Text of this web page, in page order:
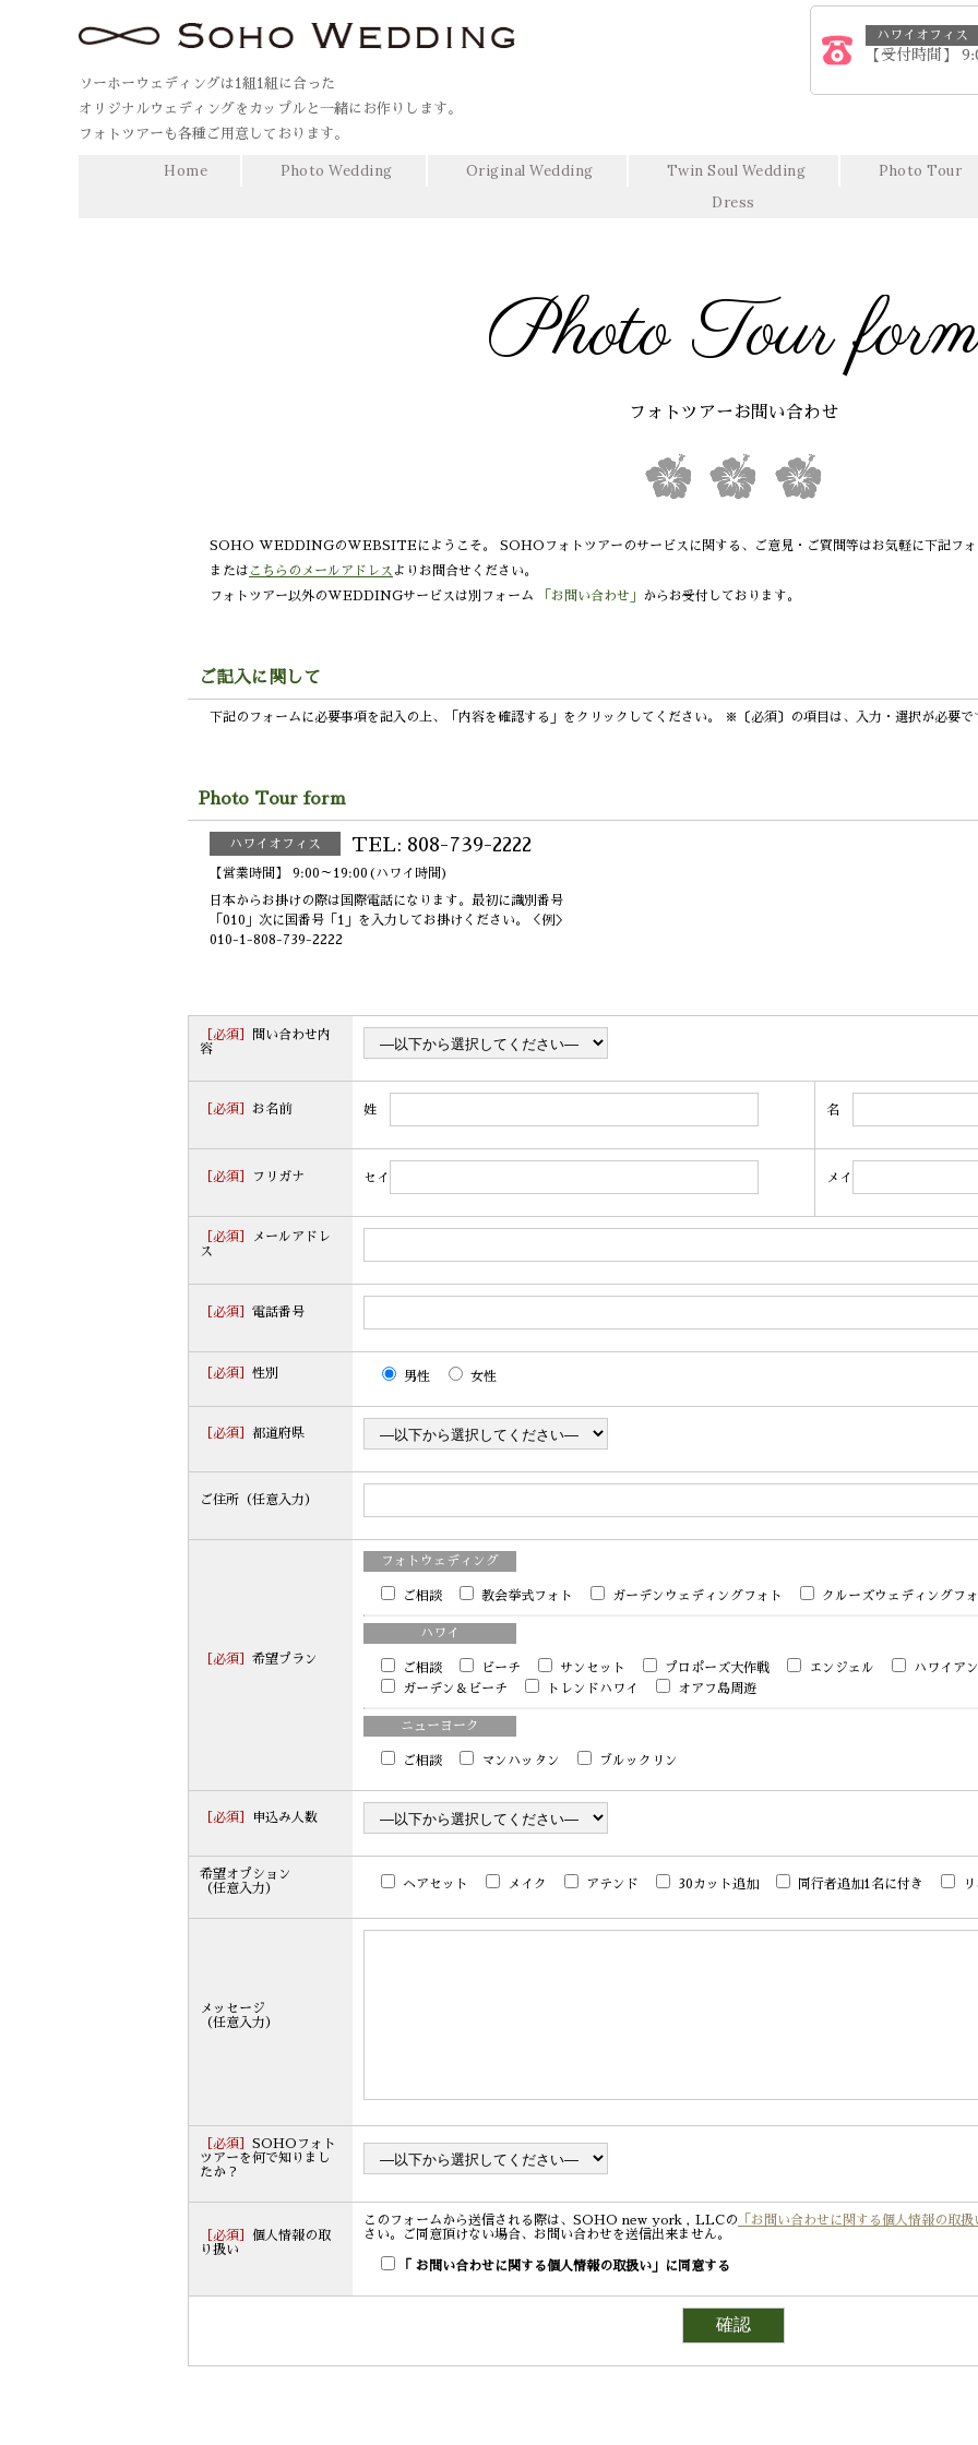
ソーホーウェディングは1組1組に合った
オリジナルウェディングをカップルと一緒にお作りします。
フォトツアーも各種ご用意しております。
ハワイオフィス
【受付時間】
Home Photo Wedding Original Wedding Twin Soul Wedding Photo Tour
Dress
Photo Tour
フォトツアーお問い合わせ
SOHO WEDDINGのWEBSITEに ようこそ。 SOHOフォトツアーのサービスに関する、 ご意見・ご質問等はお気軽に下記フ
または こちらのメールアドレス よりお問合せください。
フォトツアー以外のWEDDINGサービスは別フォーム
「お問い合わせ」 からお受付しております。
ご記入に関して
下記のフォームに必要事項を記入の上、 「内容を確認する」を クリックしてください。 ※〔必須〕の項目は、入力・選択が必要で
Photo Tour form
ハワイオフィス TEL: 808-739-2222
【営業時間】 9:00～19:00(ハワイ時間)
日本からお掛けの際は国際電話になります。最初に識別番号
「010」次に国番号「1」を入力してお掛けください。＜例＞
010-1-808-739-2222
［必須］
問い合わせ内
容
［必須］ お名前 姓 名
［必須］ フリガナ セイ メイ
［必須］
メールアドレ
ス
［必須］ 電話番号
［必須］ 性別 男性 女性
［必須］ 都道府県
ご住所（任意入力）
［必須］ 希望プラン
フォトウェディング
ご相談 教会挙式フォト ガーデンウェディングフォト クルーズウェディングフ
ハワイ
ご相談 ビーチ サンセット プロポーズ大作戦 エンジェル ハワイア
ガーデン＆ビーチ
トレンドハワイ オアフ島周遊
ニューヨーク
ご相談 マンハッタン ブルックリン
［必須］ 申込み人数
希望オプション
（任意入力）
ヘアセット メイク アテンド 30カット追加 同行者追加1名に付き
メッセージ
（任意入力）
［必須］ SOHOフォト
ツアーを何で知りまし
たか？
［必須］ 個人情報の取
り扱い
このフォームから送信される際は、SOHO new york , LLCの 「お問い合わせに関する個人情報の取扱
さい。ご同意頂けない場合、お問い合わせを送信出来ません。
「 お問い合わせに関する個人情報の取扱い」に同意する